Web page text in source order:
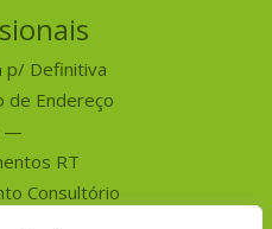
p/ Definitiva
de Endereço
—
RT
Consultório